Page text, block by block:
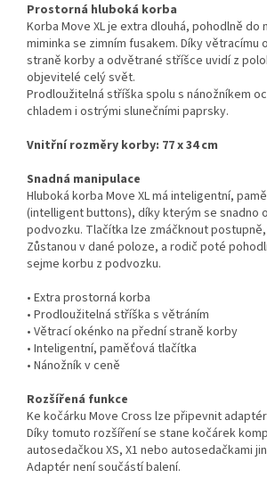
Prostorná hluboká korba
Korba Move XL je extra dlouhá, pohodlně do
miminka se zimním fusakem. Díky větracímu
straně korby a odvětrané stříšce uvidí z
objevitelé celý svět.
Prodloužitelná stříška spolu s nánožníkem
chladem i ostrými slunečními paprsky.
Vnitřní rozměry korby: 77 x 34 cm
Snadná manipulace
Hluboká korba Move XL má inteligentní,
(intelligent buttons), díky kterým se snadno
podvozku. Tlačítka lze zmáčknout
Zůstanou v dané poloze, a rodič poté
sejme korbu z podvozku.
• Extra prostorná korba
• Prodloužitelná stříška s větráním
• Větrací okénko na přední straně korby
• Inteligentní, paměťová tlačítka
• Nánožník v ceně
Rozšířená funkce
Ke kočárku Move Cross lze připevnit
Díky tomuto rozšíření se stane kočárek
autosedačkou XS, X1 nebo autosedačkami
Adaptér není součástí balení.